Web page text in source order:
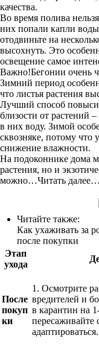
качества.
Во время полива
них попали капли
отодвиньте на
высохнуть. Это
освещение самое
Важно!Бегонии очень
Зимний период
что листья растения
Лучший способ
близости от растений
в них воду. Зимой
сквозняке, потому что
снижение влажности.
На подоконнике дома
растения, но и
можно…Читать далее…
Читайте также:
Как ухаживать за
после покупки
Этап
ухода
После
покуп
ки
1. Осмотрите
вредителей и
в карантин на
пересаживайте
адаптироваться.